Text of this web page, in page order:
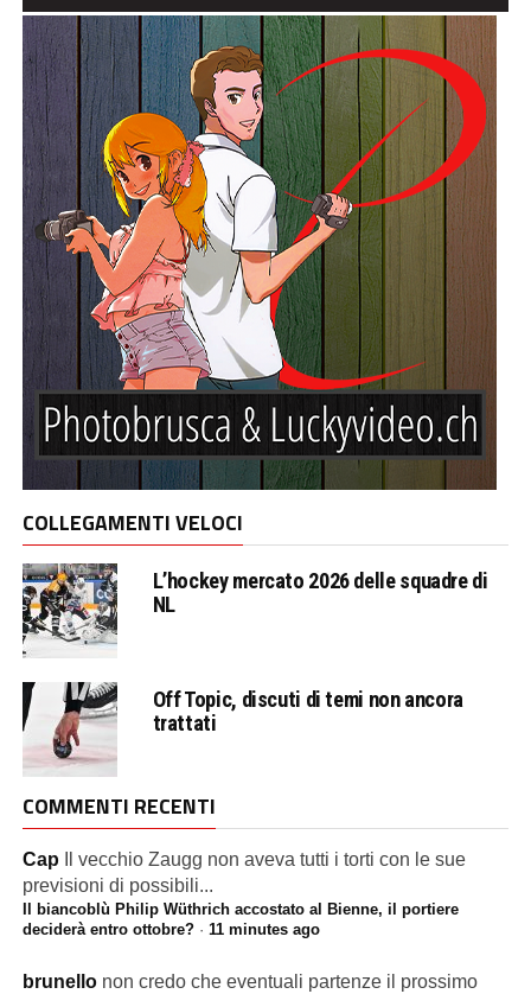
COLLEGAMENTI VELOCI
L’hockey mercato 2026 delle squadre di
NL
Off Topic, discuti di temi non ancora
trattati
COMMENTI RECENTI
Cap
Il vecchio Zaugg non aveva tutti i torti con le sue
previsioni di possibili...
Il biancoblù Philip Wüthrich accostato al Bienne, il portiere
deciderà entro ottobre?· 11 minutes ago
brunello non credo che eventuali partenze il prossimo